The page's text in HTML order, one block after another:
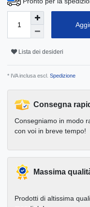
Lista dei desideri
* IVA inclusa escl. Spedizione
Consegna
Consegniamo in modo
con voi in breve tempo!
Massima
Prodotti di altissima